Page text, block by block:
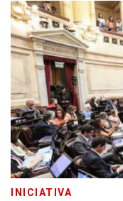
INICIATIVA